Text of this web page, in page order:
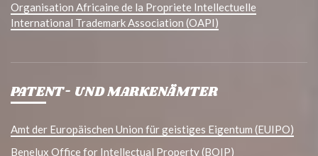
Organisation Africaine de la Propriete Intellectuelle
International Trademark Association (OAPI)
PATENT- UND MARKENÄMTER
Amt der Europäischen Union für geistiges Eigentum (EUIPO)
Benelux Office for Intellectual Property (BOIP)